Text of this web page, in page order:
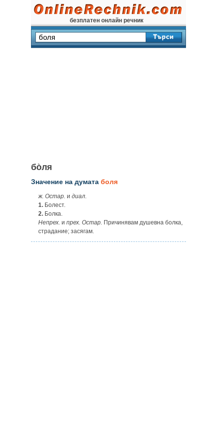
безплатен онлайн речник
бо̀ля
Значение на думата боля
ж. Остар. и диал.
1. Болест.
2. Болка.
Непрех. и прех. Остар. Причинявам душевна болка,
страдание; засягам.